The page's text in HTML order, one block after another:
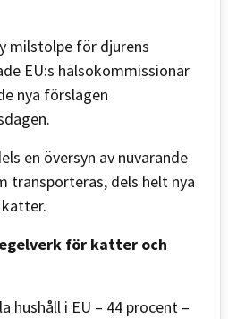
milstolpe för djurens
EU:s hälsokommissionär
nya förslagen
en översyn av nuvarande
transporteras, dels helt nya
för katter och
hushåll i EU – 44 procent –